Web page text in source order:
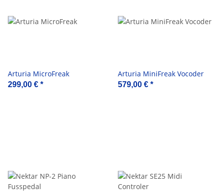
Arturia MicroFreak
299,00 € *
Arturia MiniFreak Vocoder
579,00 € *